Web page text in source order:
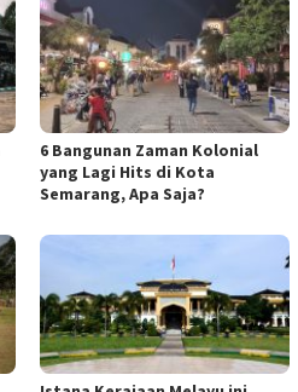
6 Bangunan Zaman Kolonial
yang Lagi Hits di Kota
Semarang, Apa Saja?